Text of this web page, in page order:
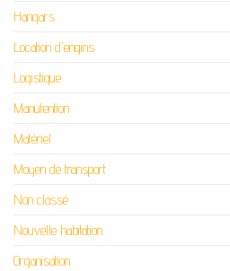
Hangars
Location d'engins
Logistique
Manutention
Matériel
Moyen de transport
Non classé
Nouvelle habitation
Organisation